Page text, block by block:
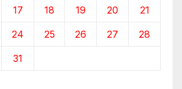
17 18 19 20 21
24 25 26 27 28
31